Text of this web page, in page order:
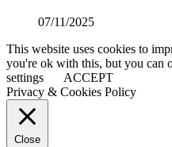
07/11/2025
This website uses cookies to
you're ok with this, but you can
settings
ACCEPT
Privacy & Cookies Policy
Close